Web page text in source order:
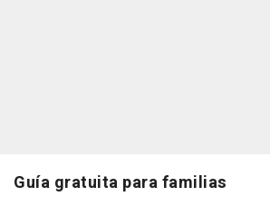
Guía gratuita para familias